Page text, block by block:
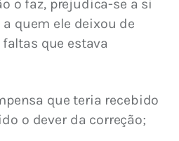
o faz, prejudica-se a si
quem ele deixou de
que estava
que teria recebido
o dever da correção;